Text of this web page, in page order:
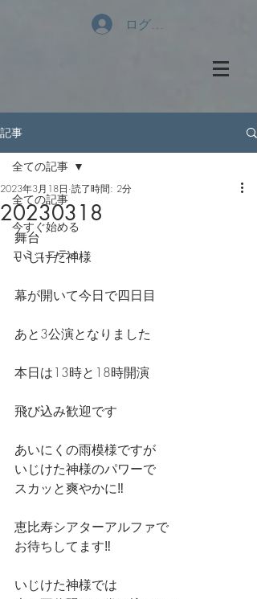
ログイン
記事
全ての記事
今すぐ始める
コミュニティ
全ての記事
20230318
2023年3月18日 読了時間: 2分
舞台
いじけた神様
幕が開いて今日で四日目
あと3公演となりました
本日は13時と18時開演
飛び込み歓迎です
あいにくの雨模様ですが
いじけた神様のパワーで
スカッと爽やかに‼️
恵比寿シアターアルファで
お待ちしてます‼️
いじけた神様では